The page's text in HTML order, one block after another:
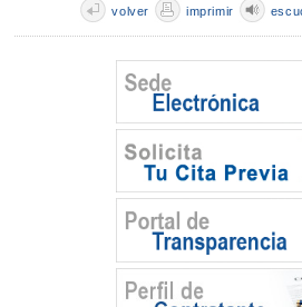
imprimir
volver